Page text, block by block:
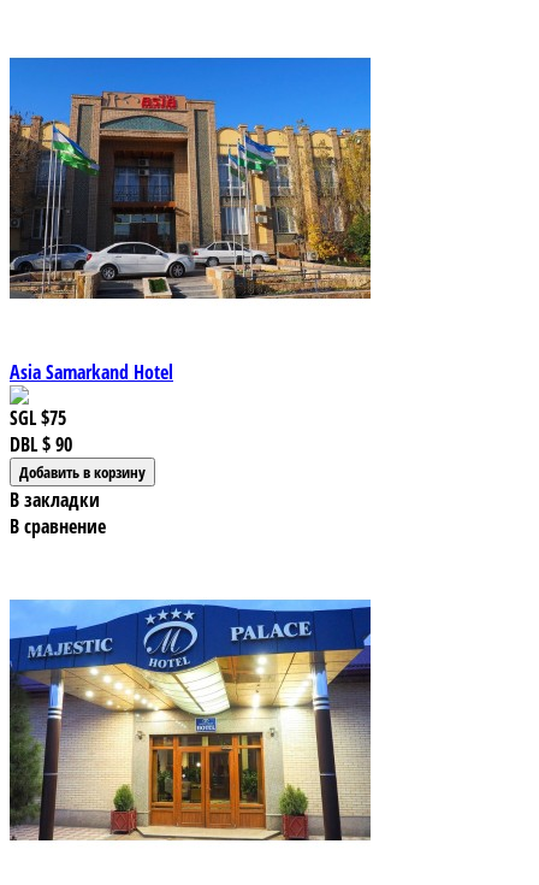
Asia Samarkand Hotel
SGL$75
DBL$ 90
В закладки
В сравнение